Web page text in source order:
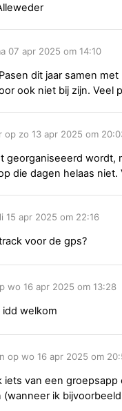
07 apr 2025 om 14:10
dit jaar samen
ook niet bij zijn. Veel
op zo 13 apr 2025 om
georganiseeerd wordt,
die dagen helaas
15 apr 2025 om 22:16
voor de gps?
wo 16 apr 2025 om 13:28
idd welkom
op wo 16 apr 2025 om
iets van een
(wanneer ik